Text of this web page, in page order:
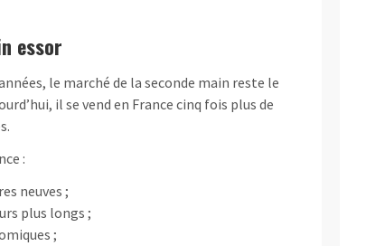
essor
le marché de la seconde main reste le
il se vend en France cinq fois plus de
:
neuves ;
plus longs ;
;